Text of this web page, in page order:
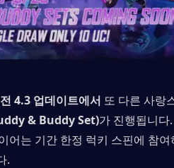
4.3 업데이트에서 또 다른 사랑
& Buddy Set)가 진행됩니
어는 기간 한정 럭키 스핀에 참
.